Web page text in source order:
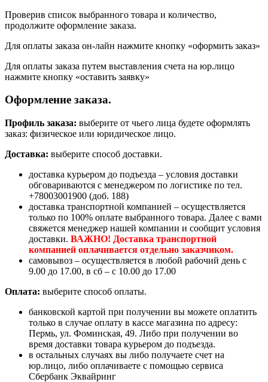
Проверив список выбранного товара и количество,
продолжите оформление заказа.
Для оплаты заказа он-лайн нажмите кнопку «оформить заказ»
Для оплаты заказа путем выставления счета на юр.лицо
нажмите кнопку «оставить заявку»
Оформление заказа.
Профиль заказа: выберите от чьего лица будете оформлять
заказ: физическое или юридическое лицо.
Доставка: выберите способ доставки.
доставка курьером до подъезда – условия доставки
обговариваются с менеджером по логистике по тел.
+78003001900 (доб. 188)
доставка транспортной компанией – осуществляется
только по 100% оплате выбранного товара. Далее с вами
свяжется менеджер нашей компании и сообщит условия
доставки. ВАЖНО! Доставка транспортной
компанией оплачивается отдельно заказчиком.
самовывоз – осуществляется в любой рабочий день с
9.00 до 17.00, в сб – с 10.00 до 17.00
Оплата: выберите способ оплаты.
банковской картой при получении вы можете оплатить
только в случае оплату в кассе магазина по адресу:
Пермь, ул. Фоминская, 49. Либо при получении во
время доставки товара курьером до подъезда.
в остальных случаях вы либо получаете счет на
юр.лицо, либо оплачиваете с помощью сервиса
Сбербанк Эквайринг